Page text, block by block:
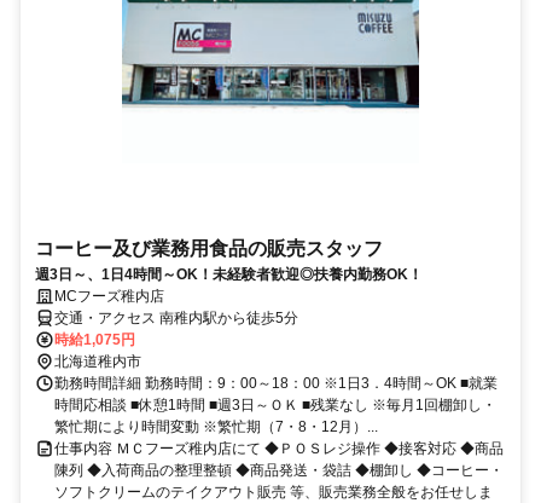
コーヒー及び業務用食品の販売スタッフ
週3日～、1日4時間～OK！未経験者歓迎◎扶養内勤務OK！
MCフーズ稚内店
交通・アクセス 南稚内駅から徒歩5分
時給1,075円
北海道稚内市
勤務時間詳細 勤務時間：9：00～18：00 ※1日3．4時間～OK ■就業
時間応相談 ■休憩1時間 ■週3日～ＯＫ ■残業なし ※毎月1回棚卸し・
繁忙期により時間変動 ※繁忙期（7・8・12月）...
仕事内容 ＭＣフーズ稚内店にて ◆ＰＯＳレジ操作 ◆接客対応 ◆商品
陳列 ◆入荷商品の整理整頓 ◆商品発送・袋詰 ◆棚卸し ◆コーヒー・
ソフトクリームのテイクアウト販売 等、販売業務全般をお任せしま